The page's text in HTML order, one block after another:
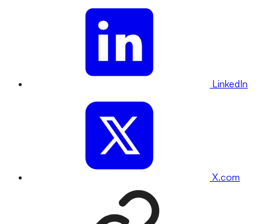
LinkedIn
X.com